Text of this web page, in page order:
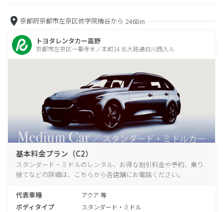
京都府京都市左京区修学院梅谷から 2468m
トヨタレンタカー高野
京都市左京区一乗寺木ノ本町14 北大路通白川西入ル
基本料金プラン（C2）
スタンダード・ミドルのレンタル、お得な割引料金や予約、乗り
捨てなどの詳細は、こちらから各店舗にお電話ください。
代表車種 アクア 等
ボディタイプ スタンダード・ミドル